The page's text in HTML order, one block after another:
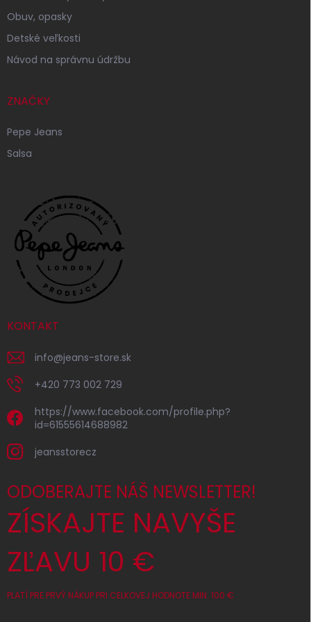
Obuv, opasky
Detské veľkosti
Návod na správnu údržbu
ZNAČKY
Pepe Jeans
Salsa
KONTAKT
info@jeans-store.sk
+420 773 002 729
https://www.facebook.com/profile.php?
id=61555614688982
jeansstorecz
ODOBERAJTE NÁŠ NEWSLETTER!
ZÍSKAJTE NAVYŠE
ZĽAVU 10 €
PLATÍ PRE PRVÝ NÁKUP PRI CELKOVEJ HODNOTE MIN. 100 €